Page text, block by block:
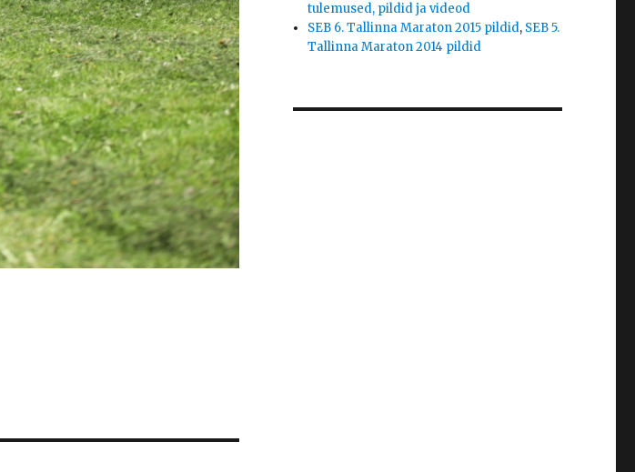
tulemused, pildid ja videod
SEB 6. Tallinna Maraton 2015 pildid, SEB 5.
Tallinna Maraton 2014 pildid